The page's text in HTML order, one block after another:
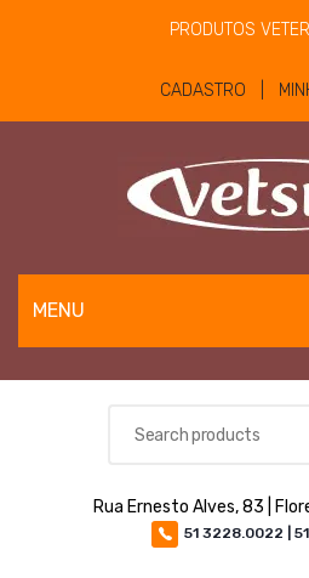
PRODUTOS
CADASTRO |
MENU
EQUINOS
BOVINOS E OVINOS
MATERIAIS E EQUIPAMENTOS
Rua Ernesto Alves, 83 |
51 3228.0022 |